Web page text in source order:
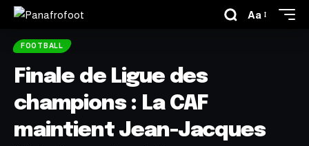
Aa
FOOTBALL
Finale de Ligue des
champions : La CAF
maintient Jean-Jacques